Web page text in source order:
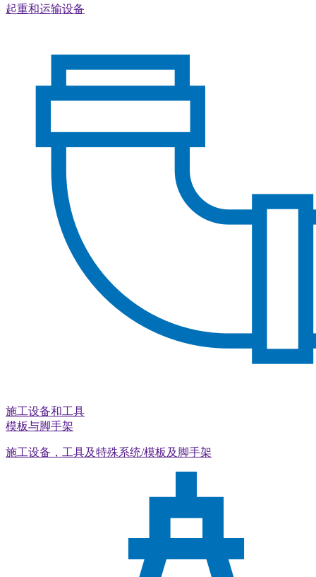
起重和运输设备
施工设备和工具
模板与脚手架
施工设备，工具及特殊系统/模板及脚手架